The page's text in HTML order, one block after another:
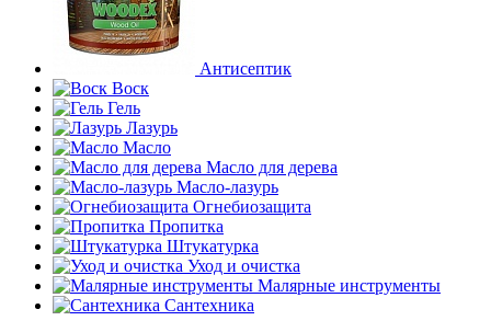
Антисептик
Воск
Гель
Лазурь
Масло
Масло для дерева
Масло-лазурь
Огнебиозащита
Пропитка
Штукатурка
Уход и очистка
Малярные инструменты
Сантехника